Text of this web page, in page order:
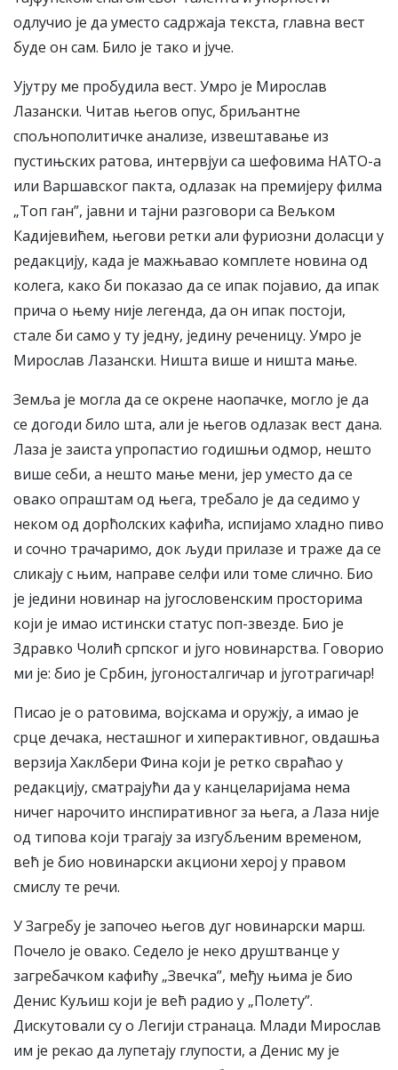
одлучио је да уместо садржаја текста, главна вест
буде он сам. Било је тако и јуче.
Ујутру ме пробудила вест. Умро је Мирослав
Лазански. Читав његов опус, бриљантне
спољнополитичке анализе, извештавање из
пустињских ратова, интервјуи са шефовима НАТО-а
или Варшавског пакта, одлазак на премијеру филма
„Топ ган”, јавни и тајни разговори са Вељком
Кадијевићем, његови ретки али фуриозни доласци у
редакцију, када је мажњавао комплете новина од
колега, како би показао да се ипак појавио, да ипак
прича о њему није легенда, да он ипак постоји,
стале би само у ту једну, једину реченицу. Умро је
Мирослав Лазански. Ништа више и ништа мање.
Земља је могла да се окрене наопачке, могло је да
се догоди било шта, али је његов одлазак вест дана.
Лаза је заиста упропастио годишњи одмор, нешто
више себи, а нешто мање мени, јер уместо да се
овако опраштам од њега, требало је да седимо у
неком од дорћолских кафића, испијамо хладно пиво
и сочно трачаримо, док људи прилазе и траже да се
сликају с њим, направе селфи или томе слично. Био
је једини новинар на југословенским просторима
који је имао истински статус поп-звезде. Био је
Здравко Чолић српског и југо новинарства. Говорио
ми је: био је Србин, југоносталгичар и југотрагичар!
Писао је о ратовима, војскама и оружју, а имао је
срце дечака, несташног и хиперактивног, овдашња
верзија Хаклбери Фина који је ретко свраћао у
редакцију, сматрајући да у канцеларијама нема
ничег нарочито инспиративног за њега, а Лаза није
од типова који трагају за изгубљеним временом,
већ је био новинарски акциони херој у правом
смислу те речи.
У Загребу је започео његов дуг новинарски марш.
Почело је овако. Седело је неко друштванце у
загребачком кафићу „Звечка”, међу њима је био
Денис Куљиш који је већ радио у „Полету”.
Дискутовали су о Легији странаца. Млади Мирослав
им је рекао да лупетају глупости, а Денис му је